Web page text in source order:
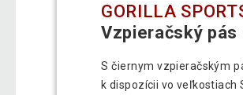
GORILLA
Vzpieračský pás
S čiernym vzpieračským
k dispozícii vo veľkostiach